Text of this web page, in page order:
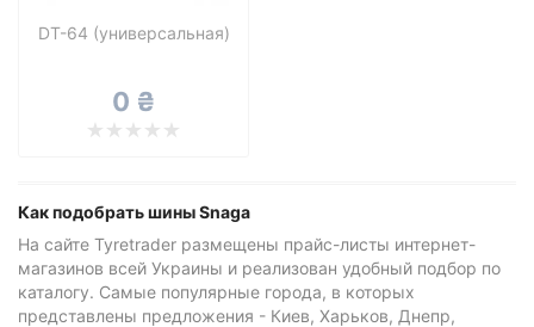
DT-64 (универсальная)
0 ₴
Как подобрать шины Snaga
На сайте Tyretrader размещены прайс-листы интернет-
магазинов всей Украины и реализован удобный подбор по
каталогу. Самые популярные города, в которых
представлены предложения - Киев, Харьков, Днепр,
Тип транспортного средства
Сбросить Подобрать